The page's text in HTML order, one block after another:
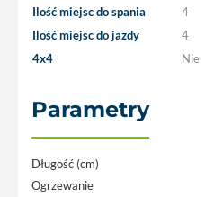
Ilość miejsc do spania
4
Ilość miejsc do jazdy
4
4x4
Nie
Parametry
Długość (cm)
Ogrzewanie